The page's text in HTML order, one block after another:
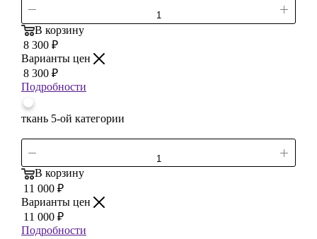
В корзину
8 300 ₽
Варианты цен
8 300 ₽
Подробности
ткань 5-ой категории
В корзину
11 000 ₽
Варианты цен
11 000 ₽
Подробности